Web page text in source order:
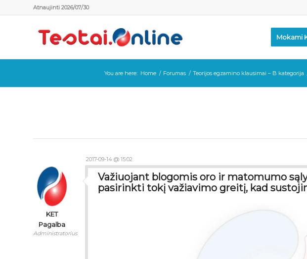
Atnaujinti 2026/07/30
Mokami
You are here: Home / Forumas / Teorijos egzamino klausimai – B kategorija
2017-09-14 @ 15:02
KET
Pagalba
Administratorius
Važiuojant blogomis oro ir matomumo
pasirinkti tokį važiavimo greitį, kad